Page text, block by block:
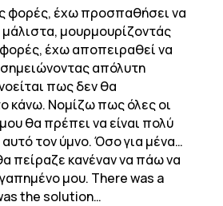
φορές, έχω προσπαθήσει να
μουρμουρίζοντάς
έχω αποπειραθεί να
απόλυτη
πως δεν θα
κάνω. Νομίζω πως όλες οι
θα πρέπει να είναι πολύ
τον ύμνο. Όσο για μένα…
πείραζε κανέναν να πάω να
μου. There was a
the solution…